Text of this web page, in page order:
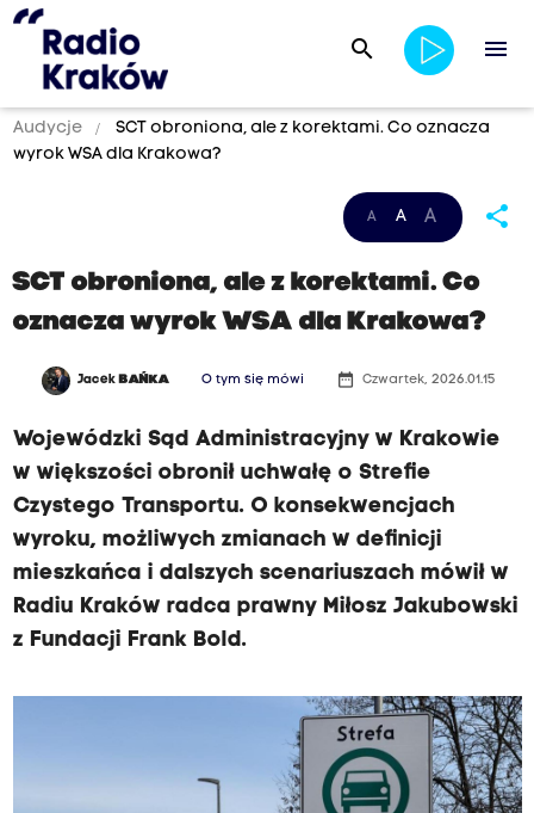
search menu
Audycje
SCT obroniona, ale z korektami. Co oznacza
wyrok WSA dla Krakowa?
A A A share
SCT obroniona, ale z korektami. Co
oznacza wyrok WSA dla Krakowa?
Jacek BAŃKA O tym się mówi date_range Czwartek, 2026.01.15
Wojewódzki Sąd Administracyjny w Krakowie
w większości obronił uchwałę o Strefie
Czystego Transportu. O konsekwencjach
wyroku, możliwych zmianach w definicji
mieszkańca i dalszych scenariuszach mówił w
Radiu Kraków radca prawny Miłosz Jakubowski
z Fundacji Frank Bold.